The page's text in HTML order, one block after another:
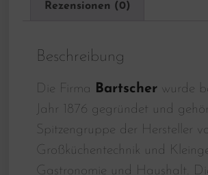
Rezensionen (0)
Beschreibung
Die Firma Bartscher wurde
Jahr 1876 gegründet und
Spitzengruppe der Hersteller
Großküchentechnik und
Gastronomie und Haushalt.